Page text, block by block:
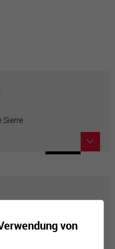
Sierre
points d'intérêt de la Ville
von